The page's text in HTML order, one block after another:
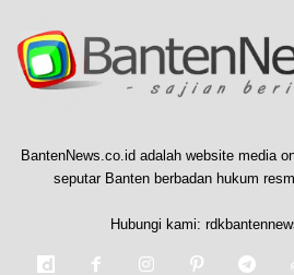
BantenNews.co.id adalah website media
seputar Banten berbadan hukum
Hubungi kami: